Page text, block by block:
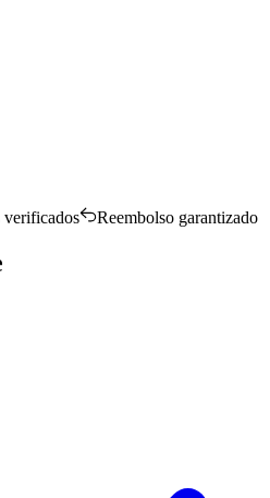
verificados Reembolso garantizado